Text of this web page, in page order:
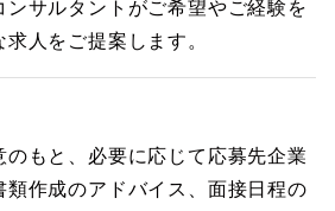
ンサルタントがご希望やご経験を
人をご提案します。
のもと、必要に応じて応募先企業
類作成のアドバイス、面接日程の